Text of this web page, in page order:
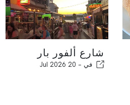
شارع ألفور بار
في - 20 Jul 2026